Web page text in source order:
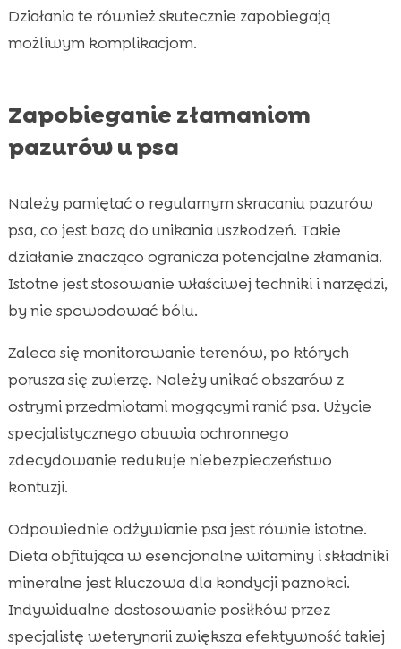
Działania te również skutecznie zapobiegają
możliwym komplikacjom.
Zapobieganie złamaniom
pazurów u psa
Należy pamiętać o regularnym skracaniu pazurów
psa, co jest bazą do unikania uszkodzeń. Takie
działanie znacząco ogranicza potencjalne złamania.
Istotne jest stosowanie właściwej techniki i narzędzi,
by nie spowodować bólu.
Zaleca się monitorowanie terenów, po których
porusza się zwierzę. Należy unikać obszarów z
ostrymi przedmiotami mogącymi ranić psa. Użycie
specjalistycznego obuwia ochronnego
zdecydowanie redukuje niebezpieczeństwo
kontuzji.
Odpowiednie odżywianie psa jest równie istotne.
Dieta obfitująca w esencjonalne witaminy i składniki
mineralne jest kluczowa dla kondycji paznokci.
Indywidualne dostosowanie posiłków przez
specjalistę weterynarii zwiększa efektywność takiej